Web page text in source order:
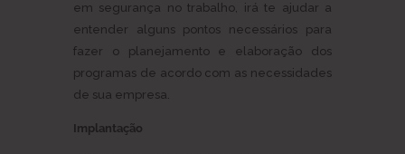
em segurança no trabalho, irá te ajudar a
entender alguns pontos necessários para
fazer o planejamento e elaboração dos
programas de acordo com as necessidades
de sua empresa.
Implantação